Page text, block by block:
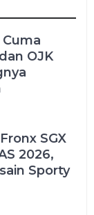
OJK
SGX
2026,
Sporty